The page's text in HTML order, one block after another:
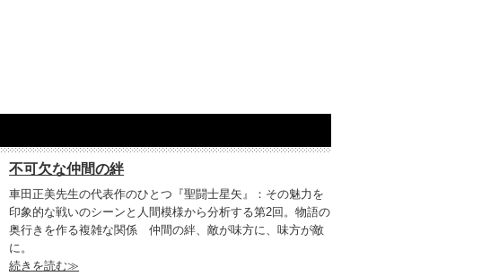
不可欠な仲間の絆
車田正美先生の代表作のひとつ『聖闘士星矢』：その魅力を
印象的な戦いのシーンと人間模様から分析する第2回。物語の
奥行きを作る複雑な関係 仲間の絆、敵が味方に、味方が敵
に。
続きを読む≫